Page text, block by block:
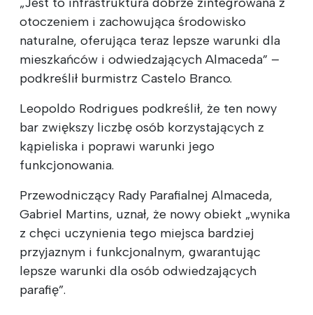
otoczeniem i zachowująca środowisko
naturalne, oferująca teraz lepsze warunki dla
mieszkańców i odwiedzających Almaceda” –
podkreślił burmistrz Castelo Branco.
Leopoldo Rodrigues podkreślił, że ten nowy
bar zwiększy liczbę osób korzystających z
kąpieliska i poprawi warunki jego
funkcjonowania.
Przewodniczący Rady Parafialnej Almaceda,
Gabriel Martins, uznał, że nowy obiekt „wynika
z chęci uczynienia tego miejsca bardziej
przyjaznym i funkcjonalnym, gwarantując
lepsze warunki dla osób odwiedzających
parafię”.